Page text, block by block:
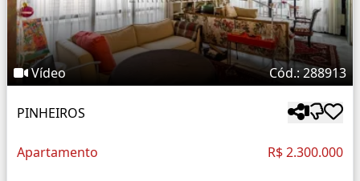
Vídeo Cód.: 288913
PINHEIROS
Apartamento R$ 2.300.000